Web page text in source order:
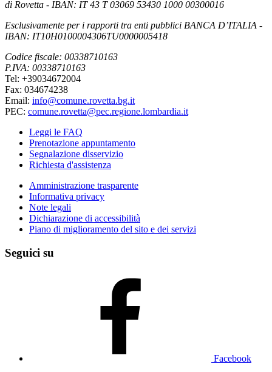
di Rovetta - IBAN: IT 43 T 03069 53430 1000 00300016
Esclusivamente per i rapporti tra enti pubblici BANCA D’ITALIA -
IBAN: IT10H0100004306TU0000005418
Codice fiscale: 00338710163
P.IVA: 00338710163
Tel: +39034672004
Fax: 034674238
Email: info@comune.rovetta.bg.it
PEC: comune.rovetta@pec.regione.lombardia.it
Leggi le FAQ
Prenotazione appuntamento
Segnalazione disservizio
Richiesta d'assistenza
Amministrazione trasparente
Informativa privacy
Note legali
Dichiarazione di accessibilità
Piano di miglioramento del sito e dei servizi
Seguici su
Facebook